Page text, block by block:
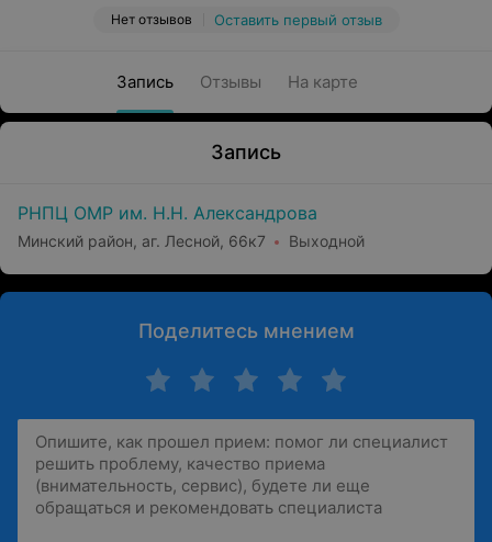
Нет отзывов Оставить первый отзыв
Запись Отзывы На карте
Запись
РНПЦ ОМР им. Н.Н. Александрова
Минский район, аг. Лесной, 66к7 Выходной
Поделитесь мнением